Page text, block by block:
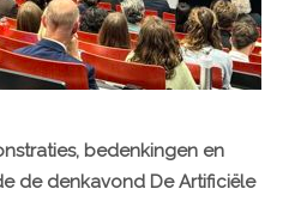
bedenkingen en
de denkavond De Artificiële